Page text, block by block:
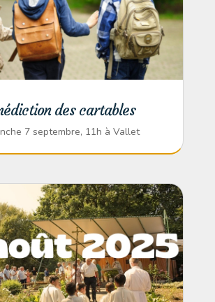
des cartables
7 septembre, 11h à Vallet